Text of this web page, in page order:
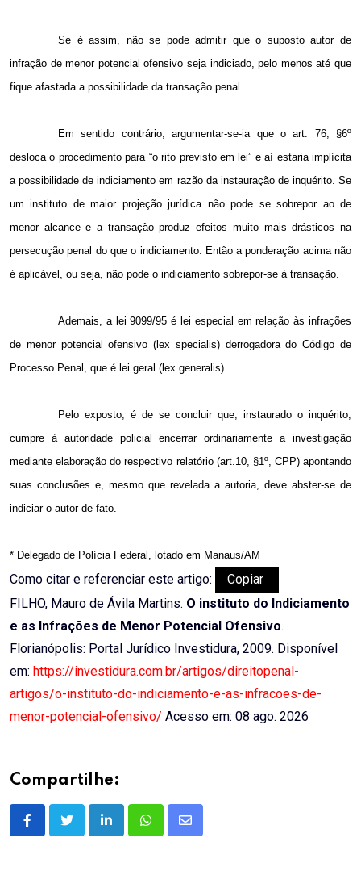
Se é assim, não se pode admitir que o suposto autor de
infração de menor potencial ofensivo seja indiciado, pelo menos até que
fique afastada a possibilidade da transação penal.
Em sentido contrário, argumentar-se-ia que o art. 76, §6º
desloca o procedimento para “o rito previsto em lei” e aí estaria implícita
a possibilidade de indiciamento em razão da instauração de inquérito. Se
um instituto de maior projeção jurídica não pode se sobrepor ao de
menor alcance e a transação produz efeitos muito mais drásticos na
persecução penal do que o indiciamento. Então a ponderação acima não
é aplicável, ou seja, não pode o indiciamento sobrepor-se à transação.
Ademais, a lei 9099/95 é lei especial em relação às infrações
de menor potencial ofensivo (lex specialis) derrogadora do Código de
Processo Penal, que é lei geral (lex generalis).
Pelo exposto, é de se concluir que, instaurado o inquérito,
cumpre à autoridade policial encerrar ordinariamente a investigação
mediante elaboração do respectivo relatório (art.10, §1º, CPP) apontando
suas conclusões e, mesmo que revelada a autoria, deve abster-se de
indiciar o autor de fato.
* Delegado de Polícia Federal, lotado em Manaus/AM
Como citar e referenciar este artigo:
Copiar
FILHO, Mauro de Ávila Martins. O instituto do Indiciamento
e as Infrações de Menor Potencial Ofensivo.
Florianópolis: Portal Jurídico Investidura, 2009. Disponível
em: https://investidura.com.br/artigos/direitopenal-
artigos/o-instituto-do-indiciamento-e-as-infracoes-de-
menor-potencial-ofensivo/ Acesso em: 08 ago. 2026
Compartilhe:
LinkedInWhatsappShare